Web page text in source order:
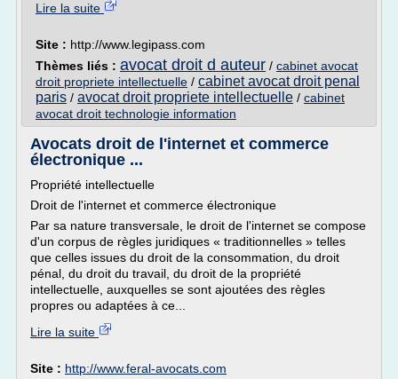
Lire la suite
Site : http://www.legipass.com
Thèmes liés : avocat droit d auteur / cabinet avocat
droit propriete intellectuelle / cabinet avocat droit penal
paris / avocat droit propriete intellectuelle / cabinet
avocat droit technologie information
Avocats droit de l'internet et commerce
électronique ...
Propriété intellectuelle
Droit de l'internet et commerce électronique
Par sa nature transversale, le droit de l'internet se compose
d'un corpus de règles juridiques « traditionnelles » telles
que celles issues du droit de la consommation, du droit
pénal, du droit du travail, du droit de la propriété
intellectuelle, auxquelles se sont ajoutées des règles
propres ou adaptées à ce...
Lire la suite
Site : http://www.feral-avocats.com